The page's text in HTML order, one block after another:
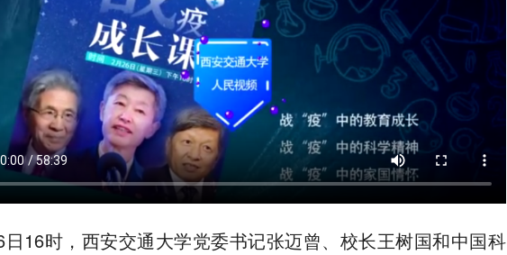
日16时，西安交通大学党委书记张迈曾、校长王树国和中国科